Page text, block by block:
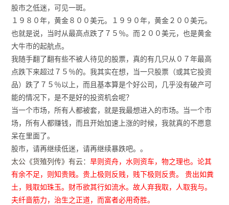
股市之低迷，可见一斑。
１９８０年，黄金８００美元。１９９０年，黄金２００美元。
也就是说，当时从最高点跌了７５％。而２００美元，也是黄金
大牛市的起航点。
我随手翻了翻有些不被人待见的股票，真的有几只从０７年最高
点跌下来超过７５％的。我其实在想，当一只股票（或其它投资
品）跌了７５％以上，而且基本算是个好公司，几乎没有破产可
能的情况下，是不是好的投资机会呢？
当一个市场，所有人都被套，就是我最想进入的市场。当一个市
场，所有人都赚钱，而且开始加速上涨的时候，我就真的不愿意
呆在里面了。
股市，请再继续低迷，请再继续暴跌吧。。
太公《货殖列传》有云：旱则资舟，水则资车，物之理也。论其
有余不足，则知贵贱。贵上极则反贱，贱下极则反贵。 贵出如粪
土，贱取如珠玉。财币欲其行如流水。故人弃我取，人取我与。
夫纤啬筋力，治生之正道，而富者必用奇胜。